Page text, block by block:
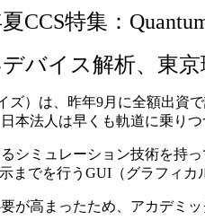
CCS特集：
バイス解析、東
ズ）は、昨年9月に全額出
本法人は早くも軌道に乗りつ
ミュレーション技術を持
でを行うGUI（グラフィカ
高まったため、アカデミ